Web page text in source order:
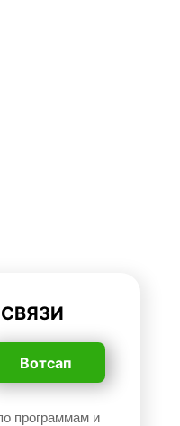
программам и
Вотсап